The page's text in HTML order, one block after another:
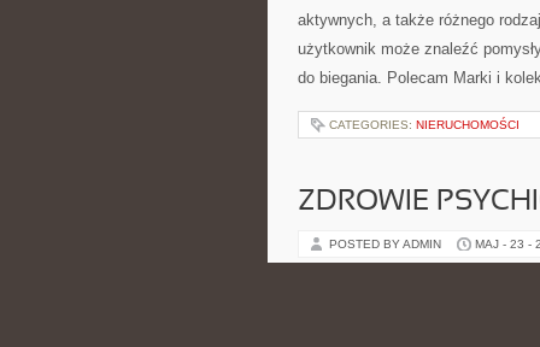
aktywnych, a także różnego
użytkownik może znaleźć
do biegania. Polecam Marki i
CATEGORIES: NIERUCHOMOŚCI
ZDROWIE
POSTED BY ADMIN MAJ - 23 -